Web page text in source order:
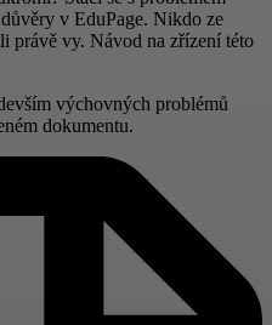
v EduPage. Nikdo ze
právě vy. Návod na zřízení této
výchovných problémů
dokumentu.